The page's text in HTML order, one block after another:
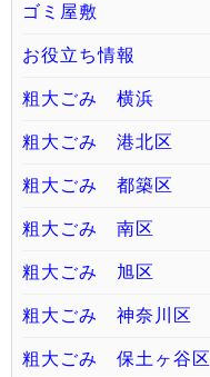
ゴミ屋敷
お役立ち情報
粗大ごみ 横浜
粗大ごみ 港北区
粗大ごみ 都築区
粗大ごみ 南区
粗大ごみ 旭区
粗大ごみ 神奈川区
粗大ごみ 保土ヶ谷区